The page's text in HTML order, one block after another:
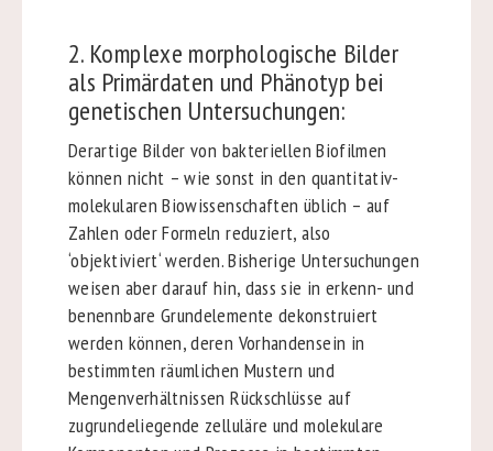
2. Komplexe morphologische Bilder
als Primärdaten und Phänotyp bei
genetischen Untersuchungen:
Derartige Bilder von bakteriellen Biofilmen
können nicht – wie sonst in den quantitativ-
molekularen Biowissenschaften üblich – auf
Zahlen oder Formeln reduziert, also
‘objektiviert‘ werden. Bisherige Untersuchungen
weisen aber darauf hin, dass sie in erkenn- und
benennbare Grundelemente dekonstruiert
werden können, deren Vorhandensein in
bestimmten räumlichen Mustern und
Mengenverhältnissen Rückschlüsse auf
zugrundeliegende zelluläre und molekulare